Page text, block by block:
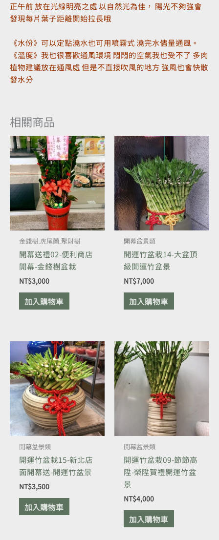
正午前 放在光線明亮之處 以自然光為佳， 陽光不夠強會
發現每片葉子距離開始拉長哦
《水份》可以定點澆水也可用噴霧式 澆完水儘量通風。
《溫度》我也很喜歡通風環境 悶悶的空氣我也受不了 多肉
植物建議放在通風處 但是不直接吹風的地方 強風也會快散
發水分
相關商品
金錢樹.虎尾蘭.聚財樹
開幕送禮02-便利商店
開幕-金錢樹盆栽
NT$3,000
加入購物車
開幕盆景類
開運竹盆栽14-大盆頂
級開運竹盆景
NT$7,000
加入購物車
開幕盆景類
開運竹盆栽15-新北店
面開幕送-開運竹盆景
NT$3,500
加入購物車
開幕盆景類
開運竹盆栽09-節節高
陞-榮陞賀禮開運竹盆
景
NT$4,000
加入購物車